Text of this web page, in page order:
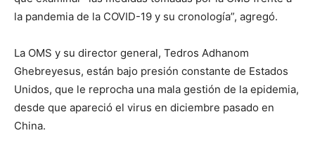
la pandemia de la COVID-19 y su cronología”, agregó.
La OMS y su director general, Tedros Adhanom
Ghebreyesus, están bajo presión constante de Estados
Unidos, que le reprocha una mala gestión de la epidemia,
desde que apareció el virus en diciembre pasado en
China.